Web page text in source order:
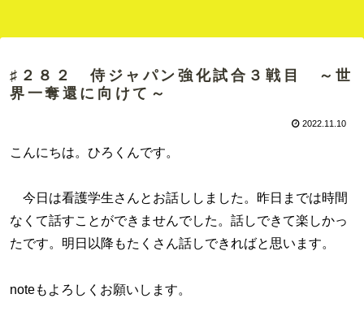
♯２８２ 侍ジャパン強化試合３戦目 ～世
界一奪還に向けて～
2022.11.10
こんにちは。ひろくんです。
今日は看護学生さんとお話ししました。昨日までは時間
なくて話すことができませんでした。話しできて楽しかっ
たです。明日以降もたくさん話しできればと思います。
noteもよろしくお願いします。